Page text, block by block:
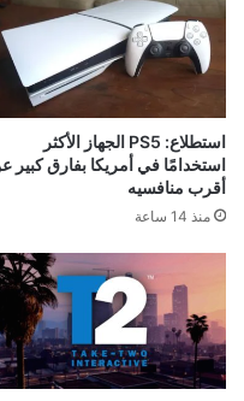
استطلاع: PS5 الجهاز الأكثر
استخدامًا في أمريكا بفارق كبير
أقرب منافسيه
منذ 14 ساعة